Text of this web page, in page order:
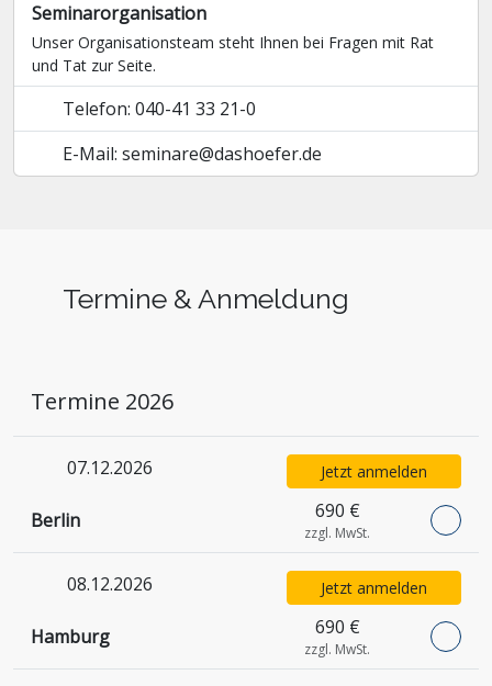
Seminarorganisation
Unser Organisationsteam steht Ihnen bei Fragen mit Rat
und Tat zur Seite.
Telefon: 040-41 33 21-0
E-Mail: seminare@dashoefer.de
Termine & Anmeldung
Termine 2026
07.12.2026
Berlin 690 €
zzgl. MwSt.
Jetzt anmelden
08.12.2026
Hamburg 690 €
zzgl. MwSt.
Jetzt anmelden